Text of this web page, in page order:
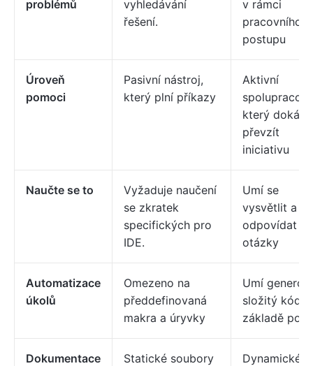
problémů
vyhledávání
řešení.
v rámci
pracovního
postupu
Úroveň
pomoci
Pasivní nástroj,
který plní příkazy
Aktivní
který dokáže
převzít
iniciativu
Naučte se to
Vyžaduje naučení
se zkratek
specifických pro
IDE.
Umí se
vysvětlit a
odpovídat na
otázky
Automatizace
úkolů
Omezeno na
předdefinovaná
makra a úryvky
Umí
složitý kód
základě
Dokumentace
Statické soubory
Dynamické,